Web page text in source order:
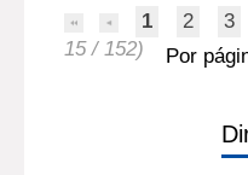
1 2 3
15 / 152)
Por